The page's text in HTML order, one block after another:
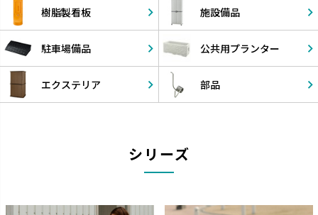
樹脂製看板 施設備品
駐車場備品 公共用プランター
エクステリア 部品
シリーズ